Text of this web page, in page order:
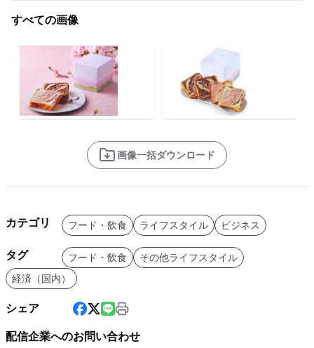
すべての画像
画像一括ダウンロード
カテゴリ フード・飲食 ライフスタイル ビジネス
タグ フード・飲食
その他ライフスタイル
経済（国内）
シェア
配信企業へのお問い合わせ